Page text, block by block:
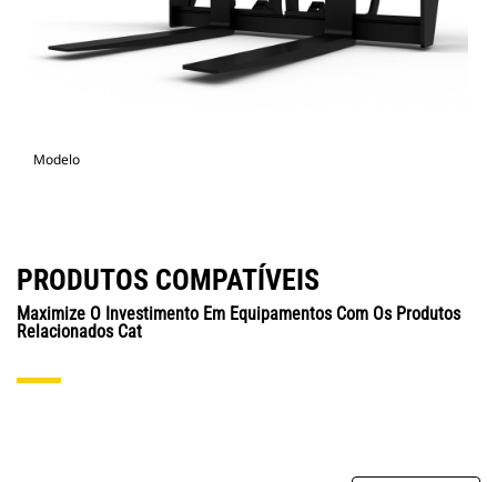
Modelo
PRODUTOS COMPATÍVEIS
Maximize O Investimento Em Equipamentos Com Os Produtos
Relacionados Cat